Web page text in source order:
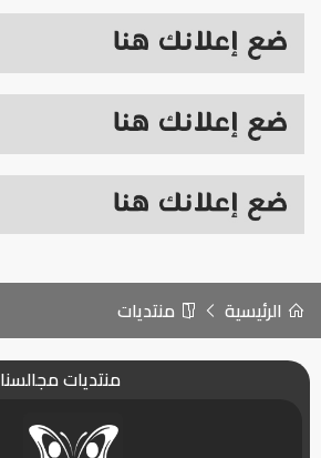
الرئيسية منتديات
منتديات مجالسنا